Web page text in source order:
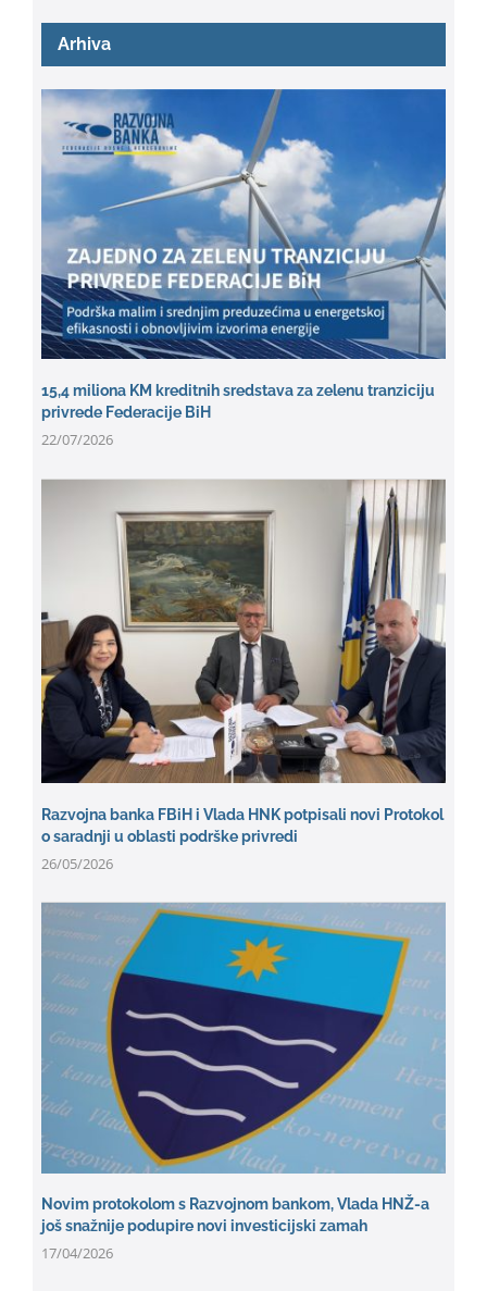
Arhiva
15,4 miliona KM kreditnih sredstava za zelenu tranziciju
privrede Federacije BiH
22/07/2026
Razvojna banka FBiH i Vlada HNK potpisali novi Protokol
o saradnji u oblasti podrške privredi
26/05/2026
Novim protokolom s Razvojnom bankom, Vlada HNŽ-a
još snažnije podupire novi investicijski zamah
17/04/2026